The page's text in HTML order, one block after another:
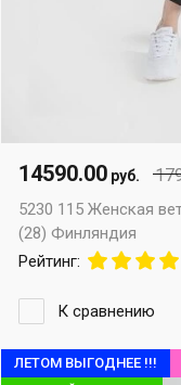
5230 115 Женская
(28) Финляндия
Рейтинг:
14590.00 руб.
К сравнению
ЛЕТОМ ВЫГОДНЕЕ !!!